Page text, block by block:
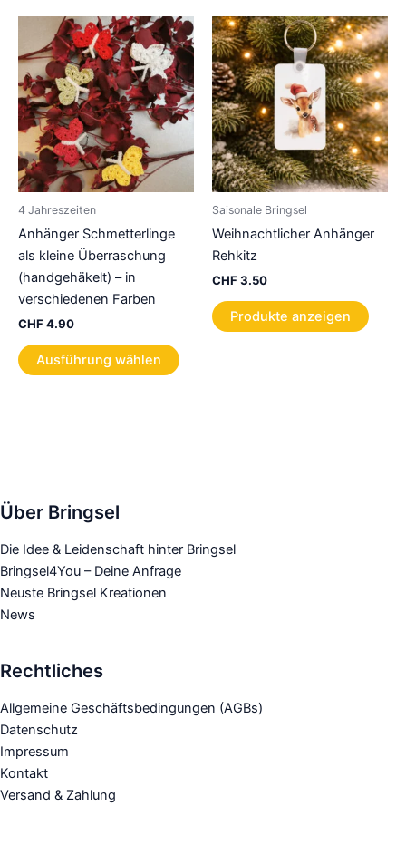
4 Jahreszeiten
Anhänger Schmetterlinge
als kleine Überraschung
(handgehäkelt) – in
verschiedenen Farben
CHF4.90
Ausführung wählen
Produkt
auf
der
Saisonale Bringsel
Weihnachtlicher Anhänger
Rehkitz
CHF3.50
Produkte anzeigen
Über Bringsel
Die Idee & Leidenschaft hinter Bringsel
Bringsel4You – Deine Anfrage
Neuste Bringsel Kreationen
News
Rechtliches
Allgemeine Geschäftsbedingungen (AGBs)
Datenschutz
Impressum
Kontakt
Versand & Zahlung